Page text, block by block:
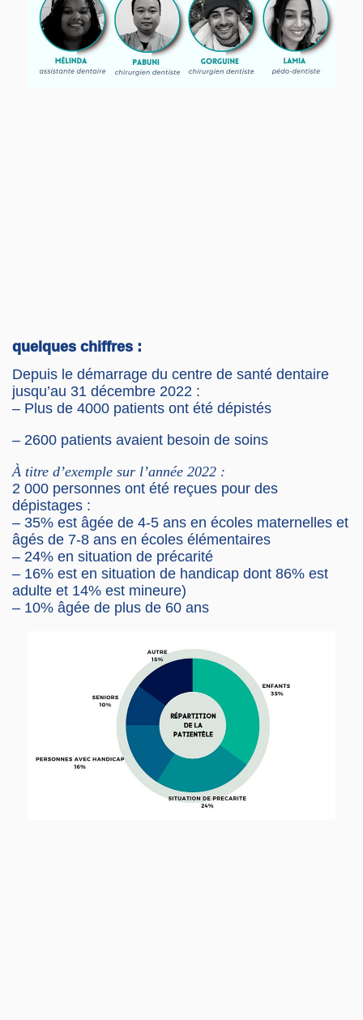
quelques chiffres :
Depuis le démarrage du centre de santé dentaire
jusqu’au 31 décembre 2022 :
– Plus de 4000 patients ont été dépistés
– 2600 patients avaient besoin de soins
À titre d’exemple sur l’année 2022 :
2 000 personnes ont été reçues pour des
dépistages :
– 35% est âgée de 4-5 ans en écoles maternelles et
âgés de 7-8 ans en écoles élémentaires
– 24% en situation de précarité
– 16% est en situation de handicap dont 86% est
adulte et 14% est mineure)
– 10% âgée de plus de 60 ans